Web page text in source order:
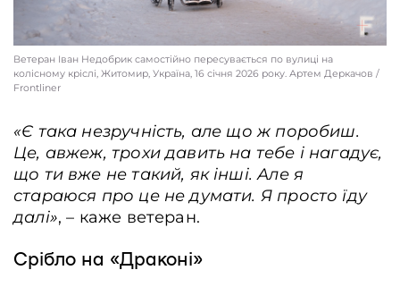
Ветеран Іван Недобрик самостійно пересувається по вулиці на
колісному кріслі, Житомир, Україна, 16 січня 2026 року. Артем Деркачов /
Frontliner
«Є така незручність, але що ж поробиш.
Це, авжеж, трохи давить на тебе і нагадує,
що ти вже не такий, як інші. Але я
стараюся про це не думати. Я просто їду
далі», – каже ветеран.
Срібло на «Драконі»